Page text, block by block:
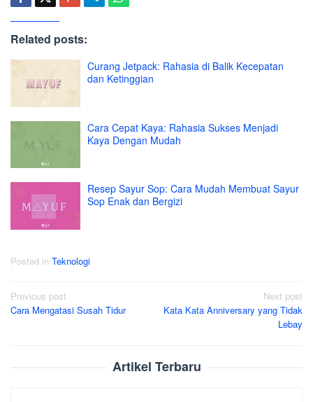
Related posts:
Curang Jetpack: Rahasia di Balik Kecepatan
dan Ketinggian
Cara Cepat Kaya: Rahasia Sukses Menjadi
Kaya Dengan Mudah
Resep Sayur Sop: Cara Mudah Membuat Sayur
Sop Enak dan Bergizi
Posted in Teknologi
Post
navigation
Previous post
Cara Mengatasi Susah Tidur
Next post
Kata Kata Anniversary yang Tidak
Lebay
Artikel Terbaru